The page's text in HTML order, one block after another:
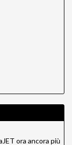
ora ancora più